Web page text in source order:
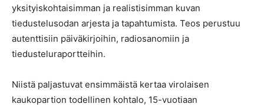
yksityiskohtaisimman ja realistisimman kuvan
tiedustelusodan arjesta ja tapahtumista. Teos perustuu
autenttisiin päiväkirjoihin, radiosanomiin ja
tiedusteluraportteihin.
Niistä paljastuvat ensimmäistä kertaa virolaisen
kaukopartion todellinen kohtalo, 15-vuotiaan